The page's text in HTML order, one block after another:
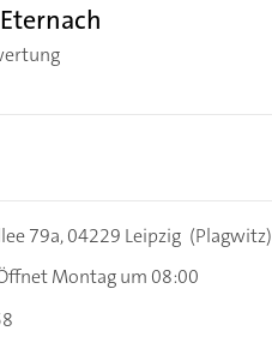
79a,04229 Leipzig (Plagwitz)
Montag um 08:00